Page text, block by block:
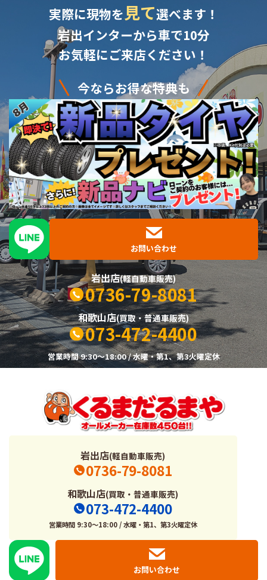
実際に現物を見て選べます！
岩出インターから車で10分
お気軽にご来店ください！
今ならお得な特典も
お問い合わせ
岩出店(軽自動車販売)
0736-79-8081
和歌山店(買取・普通車販売)
073-472-4400
営業時間 9:30～18:00 / 水曜・第1、第3火曜定休
岩出店(軽自動車販売)
0736-79-8081
和歌山店(買取・普通車販売)
073-472-4400
営業時間 9:30～18:00 / 水曜・第1、第3火曜定休
お問い合わせ